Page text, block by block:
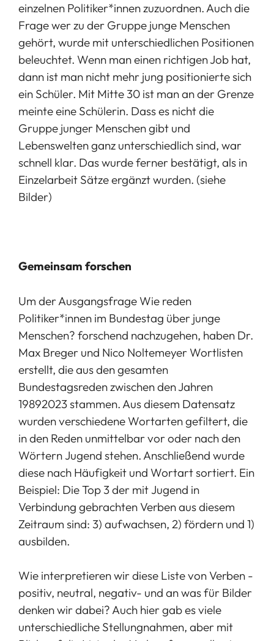
einzelnen Politiker*innen zuzuordnen. Auch die
Frage wer zu der Gruppe junge Menschen
gehört, wurde mit unterschiedlichen Positionen
beleuchtet. Wenn man einen richtigen Job hat,
dann ist man nicht mehr jung positionierte sich
ein Schüler. Mit Mitte 30 ist man an der Grenze
meinte eine Schülerin. Dass es nicht die
Gruppe junger Menschen gibt und
Lebenswelten ganz unterschiedlich sind, war
schnell klar. Das wurde ferner bestätigt, als in
Einzelarbeit Sätze ergänzt wurden. (siehe
Bilder)
Gemeinsam forschen
Um der Ausgangsfrage Wie reden
Politiker*innen im Bundestag über junge
Menschen? forschend nachzugehen, haben Dr.
Max Breger und Nico Noltemeyer Wortlisten
erstellt, die aus den gesamten
Bundestagsreden zwischen den Jahren
19892023 stammen. Aus diesem Datensatz
wurden verschiedene Wortarten gefiltert, die
in den Reden unmittelbar vor oder nach den
Wörtern Jugend stehen. Anschließend wurde
diese nach Häufigkeit und Wortart sortiert. Ein
Beispiel: Die Top 3 der mit Jugend in
Verbindung gebrachten Verben aus diesem
Zeitraum sind: 3) aufwachsen, 2) fördern und 1)
ausbilden.
Wie interpretieren wir diese Liste von Verben -
positiv, neutral, negativ- und an was für Bilder
denken wir dabei? Auch hier gab es viele
unterschiedliche Stellungnahmen, aber mit